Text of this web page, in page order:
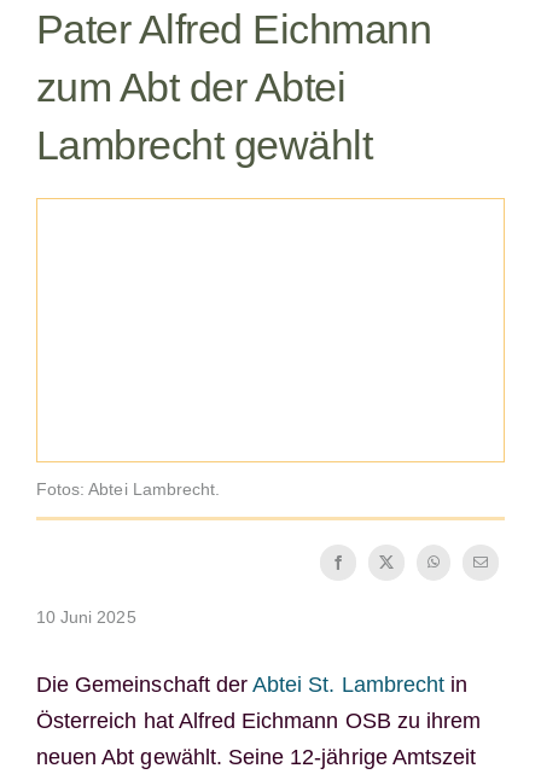
Der Benediktinerorden
Mönch oder Nonne werden
Pater Alfred Eichmann
zum Abt der Abtei
Lambrecht gewählt
Fotos: Abtei Lambrecht.
10 Juni 2025
Die Gemeinschaft derAbtei St. Lambrecht in
Österreich hat Alfred Eichmann OSB zu ihrem
neuen Abt gewählt. Seine 12-jährige Amtszeit